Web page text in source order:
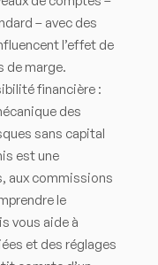
– avec des
l’effet de
de marge.
financière :
des
sans capital
est une
aux commissions
le
vous aide à
et des réglages